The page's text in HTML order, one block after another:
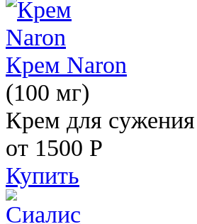
Крем Naron
(100 мг)
Крем для
от 1500 Р
Купить